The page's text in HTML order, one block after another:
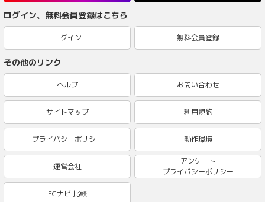
ログイン、無料会員登録はこちら
ログイン 無料会員登録
その他のリンク
ヘルプ お問い合わせ
サイトマップ 利用規約
プライバシーポリシー 動作環境
運営会社
アンケート
プライバシーポリシー
ECナビ 比較